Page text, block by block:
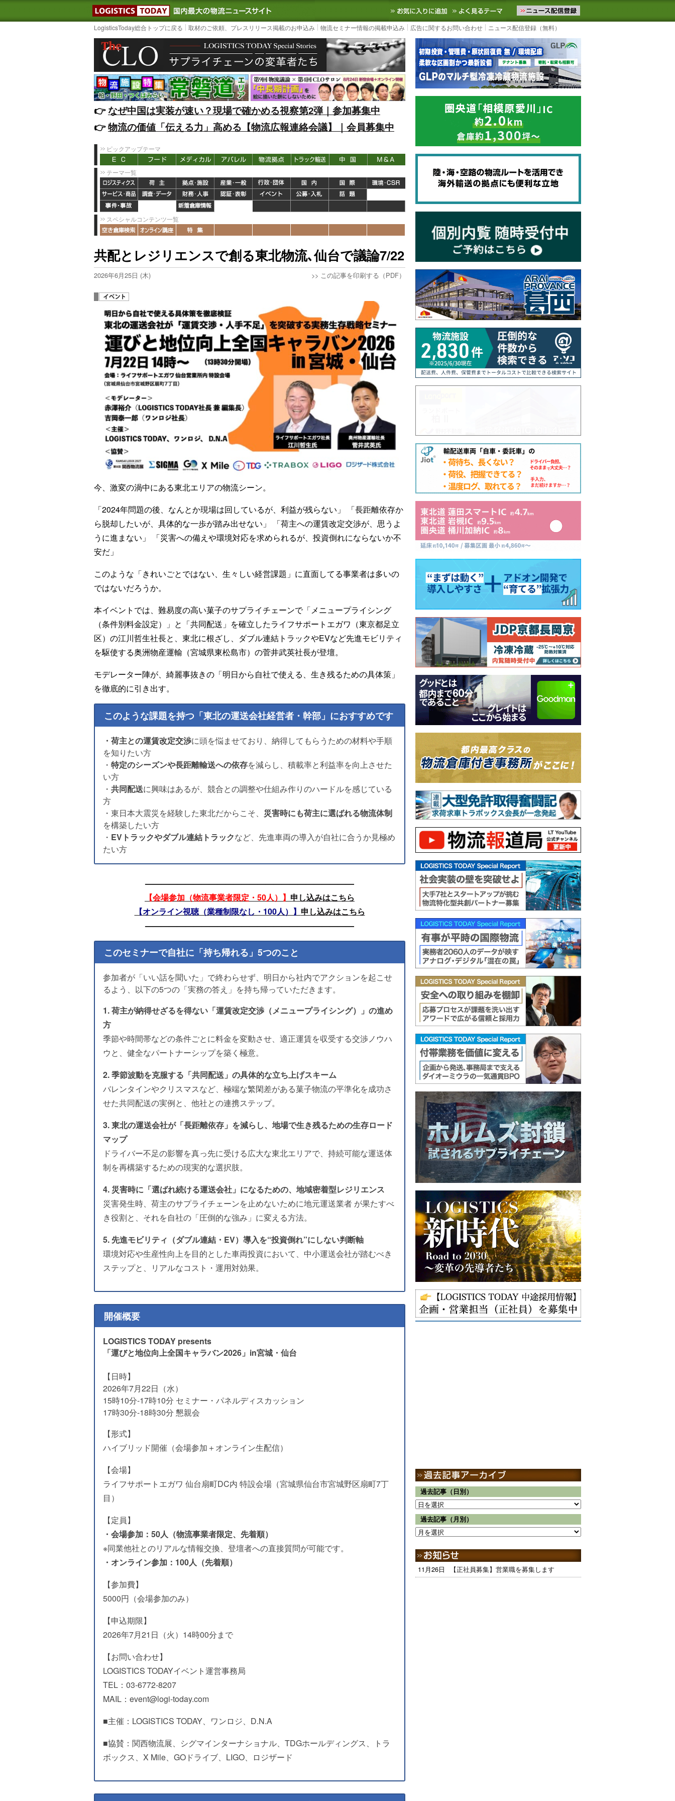
LOGISTICS TODAY｜国内最大の物流ニュースサイト3PL, SCMなど国内外の最新の物流ニュースをお届けします。物流ニュースメール配信を登録す
お気に入りに追加 よく見るテーマ
LogisticsToday総合トップに戻る 取材のご依頼、プレスリリース掲載のお申込み 物流セミナー情報の掲載申込み 広告に関するお問い合わせ ニュース配信登録（無料）
👉️なぜ中国は実装が速い？現場で確かめる視察第2弾｜参加募集中
👉️物流の価値「伝える力」高める【物流広報連絡会議】｜会員募集中
ピックアップテーマ
テーマ一覧
スペシャルコンテンツ一覧
共配とレジリエンスで創る東北物流､仙台で議論7/22
2026年6月25日 (木) >> この記事を印刷する（PDF）
今、激変の渦中にある東北エリアの物流シーン。
「2024年問題の後、なんとか現場は回しているが、利益が残らない」 「長距離依存か
ら脱却したいが、具体的な一歩が踏み出せない」 「荷主への運賃改定交渉が、思うよ
うに進まない」 「災害への備えや環境対応を求められるが、投資倒れにならないか不
安だ」
このような「きれいごとではない、生々しい経営課題」に直面してる事業者は多いの
ではないだろうか。
本イベントでは、難易度の高い菓子のサプライチェーンで「メニュープライシング
（条件別料金設定）」と「共同配送」を確立したライフサポートエガワ（東京都足立
区）の江川哲生社長と、東北に根ざし、ダブル連結トラックやEVなど先進モビリティ
を駆使する奥洲物産運輸（宮城県東松島市）の菅井武英社長が登壇。
モデレーター陣が、綺麗事抜きの「明日から自社で使える、生き残るための具体策」
を徹底的に引き出す。
このような課題を持つ「東北の運送会社経営者・幹部」におすすめです
・荷主との運賃改定交渉に頭を悩ませており、納得してもらうための材料や手順
を知りたい方
・ 特定のシーズンや長距離輸送への依存を減らし、積載率と利益率を向上させた
い方
・ 共同配送に興味はあるが、競合との調整や仕組み作りのハードルを感じている
方
・東日本大震災を経験した東北だからこそ、 災害時にも荷主に選ばれる物流体制
を構築したい方
・ EVトラックやダブル連結トラックなど、先進車両の導入が自社に合うか見極め
たい方
——————————————————————————
【会場参加（物流事業者限定・50人）】 申し込みはこちら
【オンライン視聴（業種制限なし・100人）】 申し込みはこちら
——————————————————————————
このセミナーで自社に「持ち帰れる」5つのこと
参加者が「いい話を聞いた」で終わらせず、明日から社内でアクションを起こせ
るよう、以下の5つの「実務の答え」を持ち帰っていただきます。
1. 荷主が納得せざるを得ない「運賃改定交渉（メニュープライシング）」の進め
方
季節や時間帯などの条件ごとに料金を変動させ、適正運賃を収受する交渉ノウハ
ウと、健全なパートナーシップを築く極意。
2. 季節波動を克服する「共同配送」の具体的な立ち上げスキーム
バレンタインやクリスマスなど、極端な繁閑差がある菓子物流の平準化を成功さ
せた共同配送の実例と、他社との連携ステップ。
3. 東北の運送会社が「長距離依存」を減らし、地場で生き残るための生存ロード
マップ
ドライバー不足の影響を真っ先に受ける広大な東北エリアで、持続可能な運送体
制を再構築するための現実的な選択肢。
4. 災害時に「選ばれ続ける運送会社」になるための、地域密着型レジリエンス
災害発生時、荷主のサプライチェーンを止めないために地元運送業者 が果たすべ
き役割と、それを自社の「圧倒的な強み」に変える方法。
5. 先進モビリティ（ダブル連結・EV）導入を“投資倒れ”にしない判断軸
環境対応や生産性向上を目的とした車両投資において、中小運送会社が踏むべき
ステップと、リアルなコスト・運用対効果。
開催概要
LOGISTICS TODAY presents
「運びと地位向上全国キャラバン2026」in宮城・仙台
【日時】
2026年7月22日（水）
15時10分-17時10分 セミナー・パネルディスカッション
17時30分-18時30分 懇親会
【形式】
ハイブリッド開催（会場参加＋オンライン生配信）
【会場】
ライフサポートエガワ 仙台扇町DC内 特設会場（宮城県仙台市宮城野区扇町7丁
目）
【定員】
・会場参加：50人（物流事業者限定、先着順）
※同業他社とのリアルな情報交換、登壇者への直接質問が可能です。
・オンライン参加：100人（先着順）
【参加費】
5000円（会場参加のみ）
【申込期限】
2026年7月21日（火）14時00分まで
【お問い合わせ】
LOGISTICS TODAYイベント運営事務局
TEL：03-6772-8207
MAIL：event@logi-today.com
■主催：LOGISTICS TODAY、ワンロジ、D.N.A
■協賛：関西物流展、シグマインターナショナル、TDGホールディングス、トラ
ボックス、X Mile、GOドライブ、LIGO、ロジザード
過去記事（日別）
過去記事（月別）
11月26日 【正社員募集】営業職を募集します